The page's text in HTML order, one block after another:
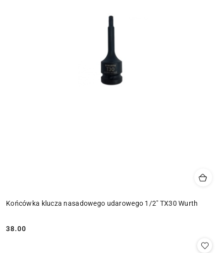
Końcówka klucza nasadowego udarowego 1/2" TX30 Wurth
Cena:
38.00